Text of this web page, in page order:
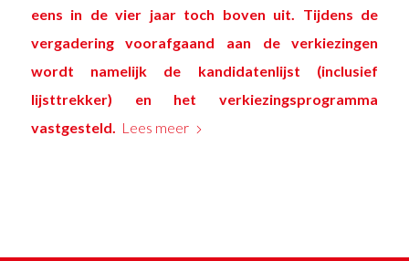
eens in de vier jaar toch boven uit. Tijdens de
vergadering voorafgaand aan de verkiezingen
wordt namelijk de kandidatenlijst (inclusief
lijsttrekker) en het verkiezingsprogramma
vastgesteld.
Lees meer